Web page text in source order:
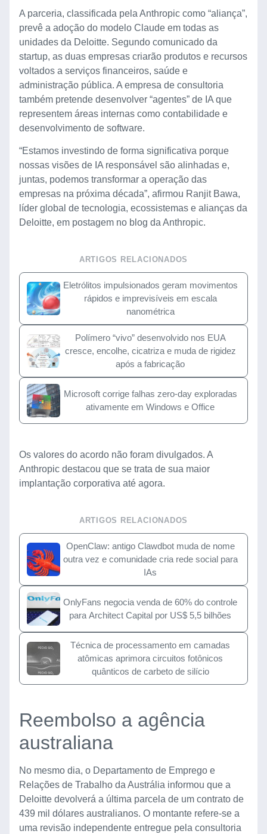
A parceria, classificada pela Anthropic como “aliança”,
prevê a adoção do modelo Claude em todas as
unidades da Deloitte. Segundo comunicado da
startup, as duas empresas criarão produtos e recursos
voltados a serviços financeiros, saúde e
administração pública. A empresa de consultoria
também pretende desenvolver “agentes” de IA que
representem áreas internas como contabilidade e
desenvolvimento de software.
“Estamos investindo de forma significativa porque
nossas visões de IA responsável são alinhadas e,
juntas, podemos transformar a operação das
empresas na próxima década”, afirmou Ranjit Bawa,
líder global de tecnologia, ecossistemas e alianças da
Deloitte, em postagem no blog da Anthropic.
ARTIGOS RELACIONADOS
Eletrólitos impulsionados geram movimentos
rápidos e imprevisíveis em escala
nanométrica
Polímero “vivo” desenvolvido nos EUA
cresce, encolhe, cicatriza e muda de rigidez
após a fabricação
Microsoft corrige falhas zero-day exploradas
ativamente em Windows e Office
Os valores do acordo não foram divulgados. A
Anthropic destacou que se trata de sua maior
implantação corporativa até agora.
ARTIGOS RELACIONADOS
OpenClaw: antigo Clawdbot muda de nome
outra vez e comunidade cria rede social para
IAs
OnlyFans negocia venda de 60% do controle
para Architect Capital por US$ 5,5 bilhões
Técnica de processamento em camadas
atômicas aprimora circuitos fotônicos
quânticos de carbeto de silício
Reembolso a agência
australiana
No mesmo dia, o Departamento de Emprego e
Relações de Trabalho da Austrália informou que a
Deloitte devolverá a última parcela de um contrato de
439 mil dólares australianos. O montante refere-se a
uma revisão independente entregue pela consultoria